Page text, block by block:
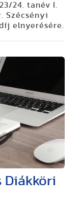
24. tanév I.
Szécsényi
elnyerésére.
Diákköri